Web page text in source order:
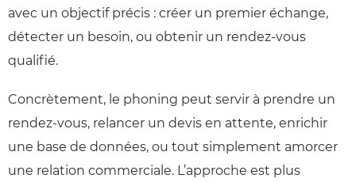
avec un objectif précis : créer un premier échange,
détecter un besoin, ou obtenir un rendez-vous
qualifié.
Concrètement, le phoning peut servir à prendre un
rendez-vous, relancer un devis en attente, enrichir
une base de données, ou tout simplement amorcer
une relation commerciale. L’approche est plus